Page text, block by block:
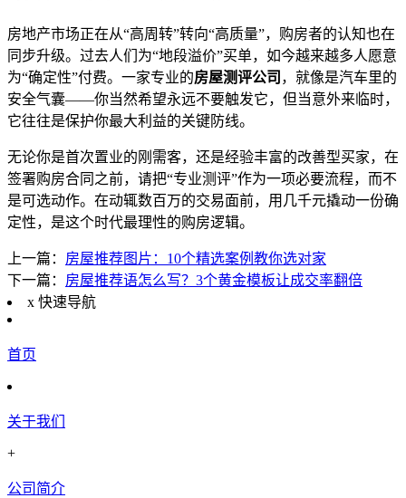
房地产市场正在从“高周转”转向“高质量”，购房者的认知也在
同步升级。过去人们为“地段溢价”买单，如今越来越多人愿意
为“确定性”付费。一家专业的房屋测评公司 ，就像是汽车里的
安全气囊——你当然希望永远不要触发它，但当意外来临时，
它往往是保护你最大利益的关键防线。
无论你是首次置业的刚需客，还是经验丰富的改善型买家，在
签署购房合同之前，请把“专业测评”作为一项必要流程，而不
是可选动作。在动辄数百万的交易面前，用几千元撬动一份确
定性，是这个时代最理性的购房逻辑。
上一篇： 房屋推荐图片：10个精选案例教你选对家
下一篇： 房屋推荐语怎么写？3个黄金模板让成交率翻倍
x 快速导航
首页
关于我们
+
公司简介